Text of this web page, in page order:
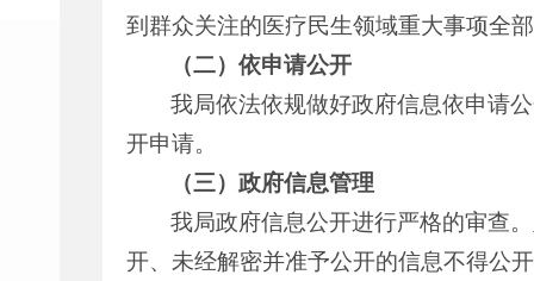
到群众关注的医疗民生领域重大事项全
（二）依申请公开
我局依法依规做好政府信息依申请
开申请。
（三）政府信息管理
我局政府信息公开进行严格的审查
开、未经解密并准予公开的信息不得公